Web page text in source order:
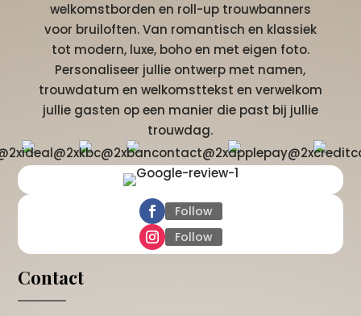
welkomstborden en roll-up trouwbanners
voor bruiloften. Van romantisch en klassiek
tot modern, luxe, boho en met eigen foto.
Personaliseer jullie ontwerp met namen,
trouwdatum en welkomsttekst en verwelkom
jullie gasten op een manier die past bij jullie
trouwdag.
Follow
Follow
Contact